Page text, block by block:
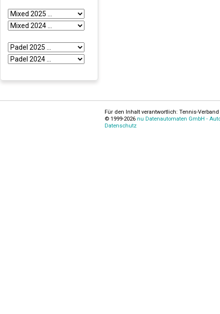
Für den Inhalt verantwortlich: Tennis-
© 1999-2026 nu Datenautomaten GmbH -
Datenschutz